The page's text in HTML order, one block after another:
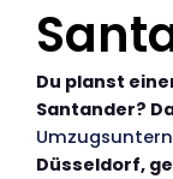
Du planst
Santander?
Düsseldorf,